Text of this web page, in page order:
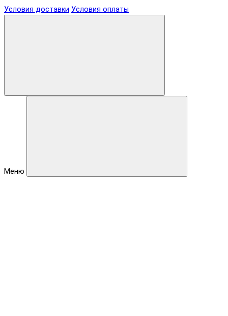
Условия доставки Условия оплаты
Меню